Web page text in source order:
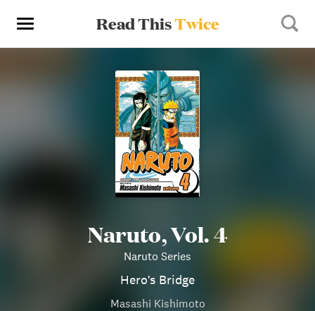
Read ThisTwice
Naruto, Vol. 4
Naruto Series
Hero's Bridge
Masashi Kishimoto